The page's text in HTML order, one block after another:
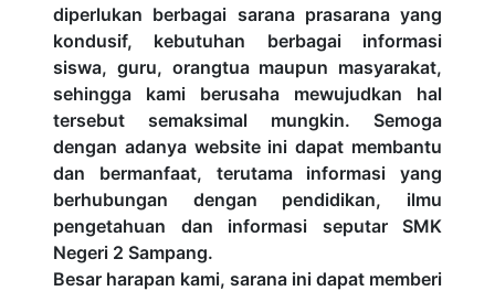
diperlukan berbagai sarana prasarana yang
kondusif, kebutuhan berbagai informasi
siswa, guru, orangtua maupun masyarakat,
sehingga kami berusaha mewujudkan hal
tersebut semaksimal mungkin. Semoga
dengan adanya website ini dapat membantu
dan bermanfaat, terutama informasi yang
berhubungan dengan pendidikan, ilmu
pengetahuan dan informasi seputar SMK
Negeri 2 Sampang.
Besar harapan kami, sarana ini dapat memberi